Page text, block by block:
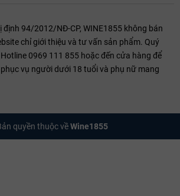
định 94/2012/NĐ-CP, WINE1855 không bán
chỉ giới thiệu và tư vấn sản phẩm. Quý
0969 111 855 hoặc đến cửa hàng để
vụ người dưới 18 tuổi và phụ nữ mang
quyền thuộc vềWine1855